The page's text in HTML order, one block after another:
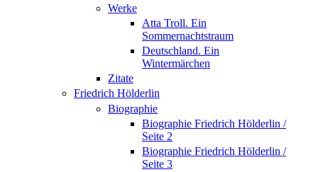
Werke
Atta Troll. Ein
Sommernachtstraum
Deutschland. Ein
Wintermärchen
Zitate
Friedrich Hölderlin
Biographie
Biographie Friedrich Hölderlin /
Seite 2
Biographie Friedrich Hölderlin /
Seite 3